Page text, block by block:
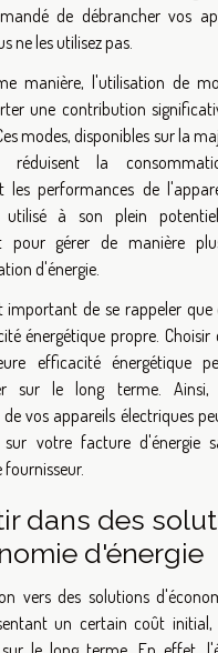
de débrancher vos
ne les utilisez pas.
manière, l'utilisation de
une contribution
modes, disponibles sur la
réduisent la
les performances de
à son plein
pour gérer de manière
d'énergie.
important de se rappeler
énergétique propre. Choisir
efficacité énergétique
sur le long terme. Ainsi,
vos appareils électriques
votre facture d'énergie
fournisseur.
dans des
d'énergie
vers des solutions
un certain coût